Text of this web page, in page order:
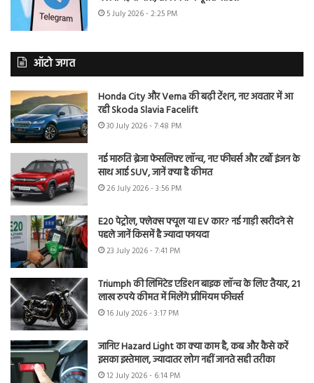
5 July 2026 - 2:25 PM
ऑटो जगत
Honda City और Verna की बढ़ी टेंशन, नए अवतार में आ
रही Skoda Slavia Facelift
30 July 2026 - 7:48 PM
नई मारुति ब्रेजा फेसलिफ्ट लॉन्च, नए फीचर्स और टर्बो इंजन के
साथ आई SUV, जानें क्या है कीमत
26 July 2026 - 3:56 PM
E20 पेट्रोल, फ्लेक्स फ्यूल या EV कार? नई गाड़ी खरीदने से
पहले जानें किसमें है ज्यादा फायदा
23 July 2026 - 7:41 PM
Triumph की लिमिटेड एडिशन बाइक लॉन्च के लिए तैयार, 21
लाख रुपये कीमत में मिलेंगे प्रीमियम फीचर्स
16 July 2026 - 3:17 PM
जानिए Hazard Light का क्या काम है, कब और कैसे करें
इसका इस्तेमाल, ज्यादातर लोग नहीं जानते सही तरीका
12 July 2026 - 6:14 PM